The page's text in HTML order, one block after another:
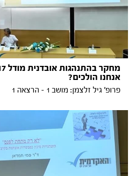
אנחנו הולכים?
פרופ' גיל זלצמן: מושב 1 - הרצאה 1